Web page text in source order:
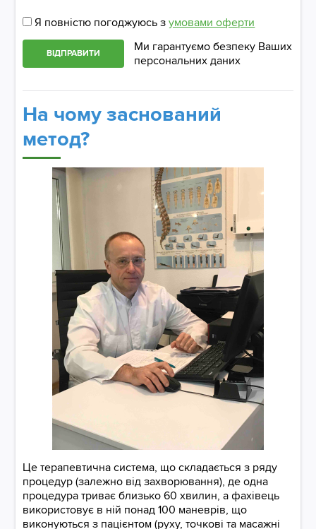
Я повністю погоджуюсь зумовами оферти
ВІДПРАВИТИ
Ми гарантуємо безпеку Ваших
персональних даних
На чому заснований
метод?
​​​​​​​Це терапевтична система, що складається з ряду
процедур (залежно від захворювання), де одна
процедура триває близько 60 хвилин, а фахівець
використовує в ній понад 100 маневрів, що
виконуються з пацієнтом (руху, точкові та масажні